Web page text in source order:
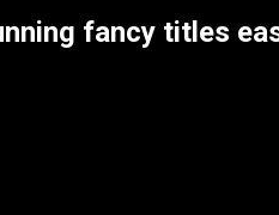
fancy titles